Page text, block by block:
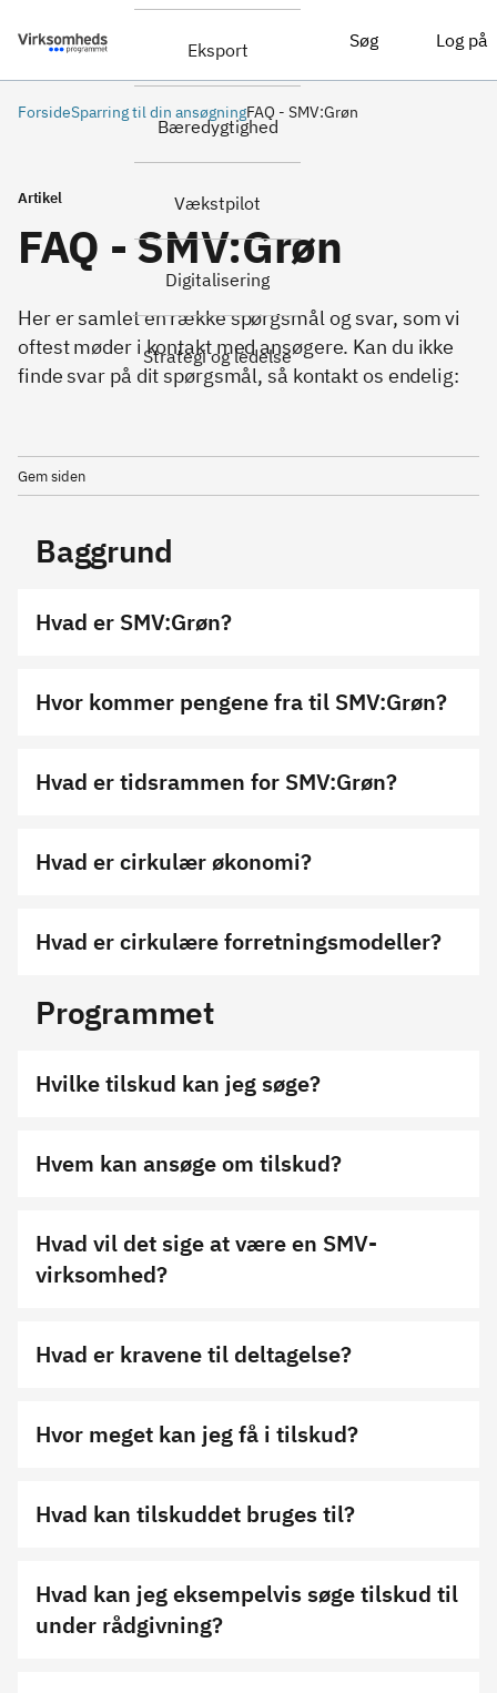
Eksport
Bæredygtighed
Vækstpilot
Digitalisering
Strategi og ledelse
Søg Log på
ForsideSparring til din ansøgningFAQ - SMV:Grøn
Artikel
FAQ - SMV:Grøn
Her er samlet en række spørgsmål og svar, som vi
oftest møder i kontakt med ansøgere. Kan du ikke
finde svar på dit spørgsmål, så kontakt os endelig:
Gem siden
Baggrund
Hvad er SMV:Grøn?
Hvor kommer pengene fra til SMV:Grøn?
Hvad er tidsrammen for SMV:Grøn?
Hvad er cirkulær økonomi?
Hvad er cirkulære forretningsmodeller?
Programmet
Hvilke tilskud kan jeg søge?
Hvem kan ansøge om tilskud?
Hvad vil det sige at være en SMV-
virksomhed?
Hvad er kravene til deltagelse?
Hvor meget kan jeg få i tilskud?
Hvad kan tilskuddet bruges til?
Hvad kan jeg eksempelvis søge tilskud til
under rådgivning?